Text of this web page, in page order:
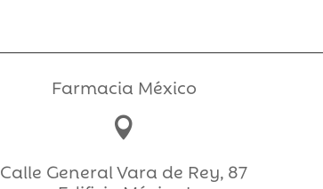
Farmacia México

Calle General Vara de Rey, 87